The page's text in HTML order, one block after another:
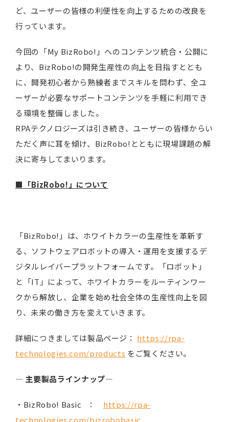
ど、ユーザーの皆様の利便性を向上するための改良を
行っています。
今回の「My BizRobo!」へのコンテンツ統合・公開に
より、BizRobo!の開発生産性の向上を目指すととも
に、開発初心者から熟練者までスキルを問わず、全ユ
ーザーが必要なサポートコンテンツを手軽に利用でき
る環境を整備しました。
RPAテクノロジーズは引き続き、ユーザーの皆様からい
ただく声に耳を傾け、BizRobo!とともに現場課題の解
決に寄与してまいります。
■「BizRobo!」について
「BizRobo!」は、ホワイトカラーの生産性を革新す
る、ソフトウェアロボットの導入・運用を支援するデ
ジタルレイバープラットフォームです。「ロボット」
と「IT」によって、ホワイトカラーをルーティンワー
クから解放し、企業を始め社会全体の生産性向上を図
り、未来の働き方を変えていきます。
詳細につきましては製品ページ： https://rpa-
technologies.com/products をご覧ください。
― 主要製品ラインナップ―
・BizRobo! Basic ： https://rpa-
technologies.com/bizrobobasic